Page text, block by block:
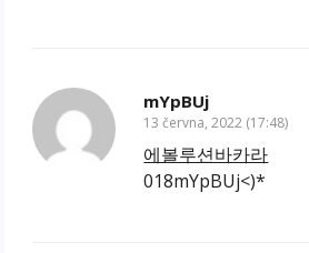
mYpBUj
13 června, 2022 (17:48)
에볼루션바카라
018mYpBUj<)*